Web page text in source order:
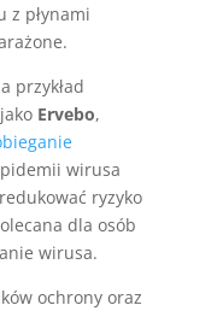
z płynami
przykład
Ervebo,
wirusa
ryzyko
dla osób
wirusa.
ochrony oraz